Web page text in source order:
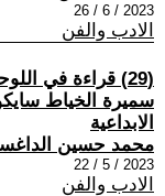
2023 / 6 / 26
الادب والفن
(29) قراءة في
سميرة الخياط
الابداعية
محمد حسين
2023 / 5 / 22
الادب والفن